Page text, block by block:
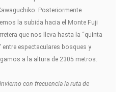
Posteriormente
la subida hacia el Monte Fuji
que nos lleva hasta la “quinta
entre espectaculares bosques y
a la altura de 2305 metros.
con frecuencia la ruta de